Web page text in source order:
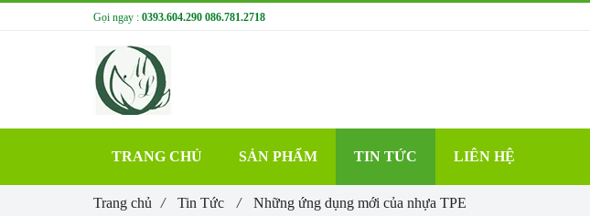
Trang chủ / Tin Tức / Những ứng dụng mới của nhựa TPE
Gọi ngay : 0393.604.290 086.781.2718
TRANG CHỦ SẢN PHẨM TIN TỨC LIÊN HỆ